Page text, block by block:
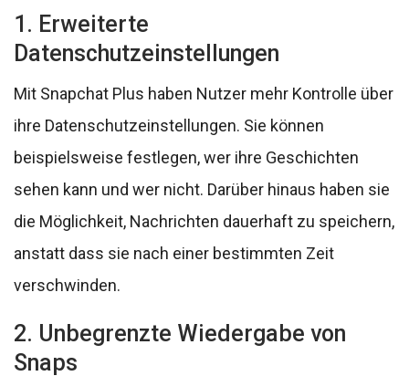
1. Erweiterte
Datenschutzeinstellungen
Mit Snapchat Plus haben Nutzer mehr Kontrolle über
ihre Datenschutzeinstellungen. Sie können
beispielsweise festlegen, wer ihre Geschichten
sehen kann und wer nicht. Darüber hinaus haben sie
die Möglichkeit, Nachrichten dauerhaft zu speichern,
anstatt dass sie nach einer bestimmten Zeit
verschwinden.
2. Unbegrenzte Wiedergabe von
Snaps